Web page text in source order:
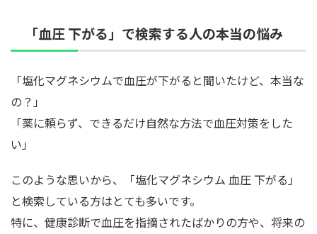
「血圧 下がる」で検索する人の本当の悩み
「塩化マグネシウムで血圧が下がると聞いたけど、本当な
の？」
「薬に頼らず、できるだけ自然な方法で血圧対策をした
い」
このような思いから、「塩化マグネシウム 血圧 下がる」
と検索している方はとても多いです。
特に、健康診断で血圧を指摘されたばかりの方や、将来の